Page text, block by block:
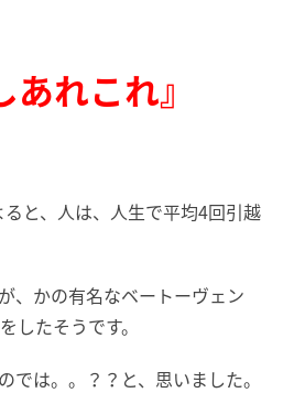
あれこれ』
と、人は、人生で平均4回引越
、かの有名なベートーヴェン
したそうです。
では。。？？と、思いました。